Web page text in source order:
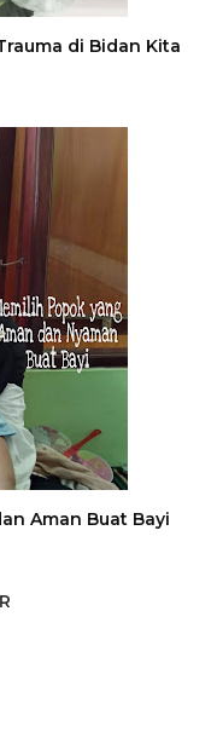
di Bidan Kita
Aman Buat Bayi